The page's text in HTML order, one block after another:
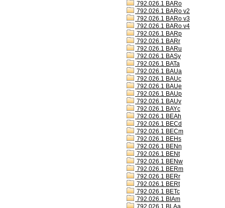
792.026.1 BARo
792.026.1 BARo v2
792.026.1 BARo v3
792.026.1 BARo v4
792.026.1 BARp
792.026.1 BARr
792.026.1 BARu
792.026.1 BASy
792.026.1 BATa
792.026.1 BAUa
792.026.1 BAUc
792.026.1 BAUe
792.026.1 BAUp
792.026.1 BAUv
792.026.1 BAYc
792.026.1 BEAh
792.026.1 BECd
792.026.1 BECm
792.026.1 BEHs
792.026.1 BENn
792.026.1 BENt
792.026.1 BENw
792.026.1 BERm
792.026.1 BERr
792.026.1 BERt
792.026.1 BETc
792.026.1 BIAm
792.026.1 BLAa